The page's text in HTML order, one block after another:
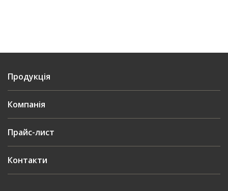
Продукція
Компанія
Прайс-лист
Контакти